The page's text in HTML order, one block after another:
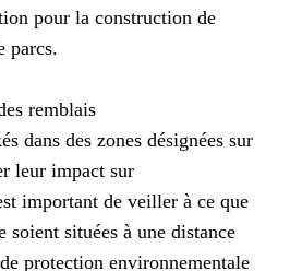
pour la construction de
parcs.
remblais
dans des zones désignées sur
leur impact sur
important de veiller à ce que
soient situées à une distance
protection environnementale